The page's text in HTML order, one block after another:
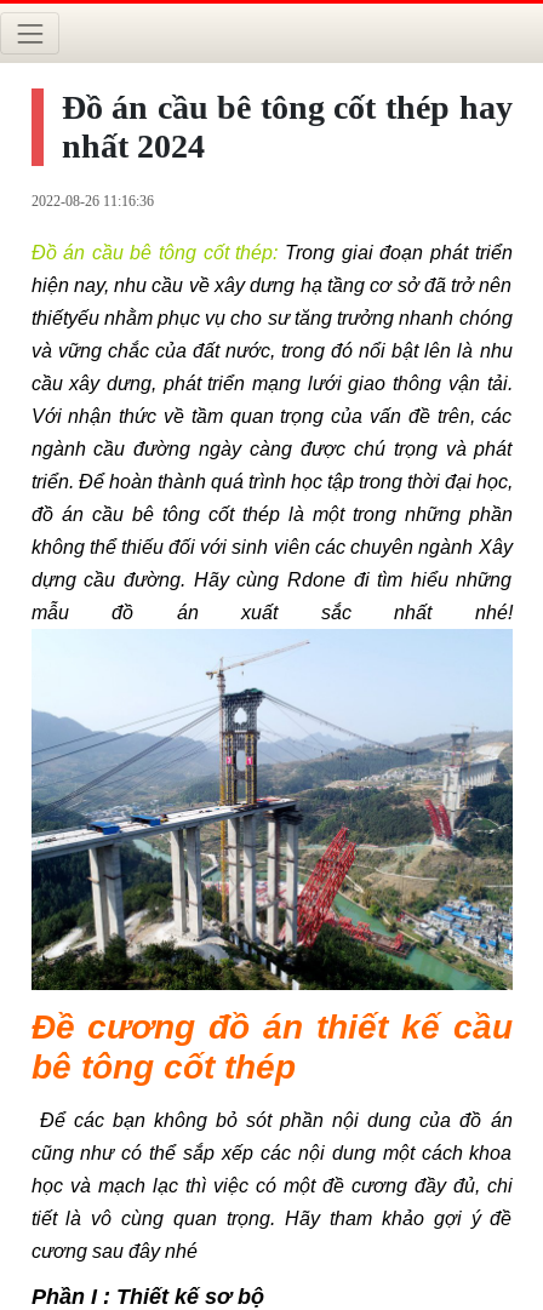
Đồ án cầu bê tông cốt thép hay
nhất 2024
2022-08-26 11:16:36
Đồ án cầu bê tông cốt thép: Trong giai đoạn phát triển
hiện nay, nhu cầu về xây dưng hạ tầng cơ sở đã trở nên
thiếtyếu nhằm phục vụ cho sư tăng trưởng nhanh chóng
và vững chắc của đất nước, trong đó nổi bật lên là nhu
cầu xây dưng, phát triển mạng lưới giao thông vận tải.
Với nhận thức về tầm quan trọng của vấn đề trên, các
ngành cầu đường ngày càng được chú trọng và phát
triển. Để hoàn thành quá trình học tập trong thời đại học,
đồ án cầu bê tông cốt thép là một trong những phần
không thể thiếu đối với sinh viên các chuyên ngành Xây
dựng cầu đường. Hãy cùng Rdone đi tìm hiểu những
mẫu đồ án xuất sắc nhất nhé!
Đề cương đồ án thiết kế cầu
bê tông cốt thép
Để các bạn không bỏ sót phần nội dung của đồ án
cũng như có thể sắp xếp các nội dung một cách khoa
học và mạch lạc thì việc có một đề cương đầy đủ, chi
tiết là vô cùng quan trọng. Hãy tham khảo gợi ý đề
cương sau đây nhé
Phần I : Thiết kế sơ bộ